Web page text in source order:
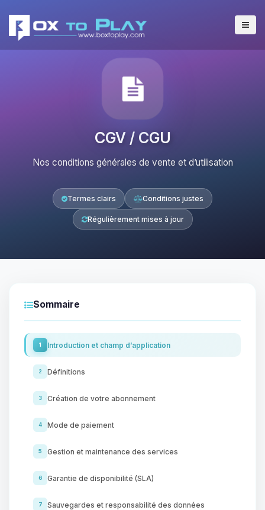
CGV / CGU
Nos conditions générales de vente et d’utilisation
Termes clairs Conditions justes
Régulièrement mises à jour
Sommaire
1 Introduction et champ d’application
2 Définitions
3 Création de votre abonnement
4 Mode de paiement
5 Gestion et maintenance des services
6 Garantie de disponibilité (SLA)
7 Sauvegardes et responsabilité des données